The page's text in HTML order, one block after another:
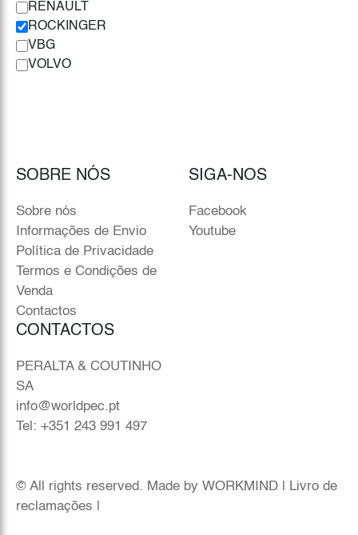
RENAULT
ROCKINGER
VBG
VOLVO
SOBRE NÓS
Sobre nós
Informações de Envio
Política de Privacidade
Termos e Condições de
Venda
Contactos
SIGA-NOS
Facebook
Youtube
CONTACTOS
PERALTA & COUTINHO
SA
info@worldpec.pt
Tel: +351 243 991 497
© All rights reserved. Made by WORKMIND
Livro de
reclamações